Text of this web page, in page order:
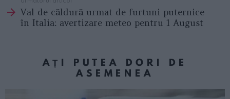
Val de căldură urmat de furtuni puternice
în Italia: avertizare meteo pentru 1 August
AȚI PUTEA DORI DE
ASEMENEA